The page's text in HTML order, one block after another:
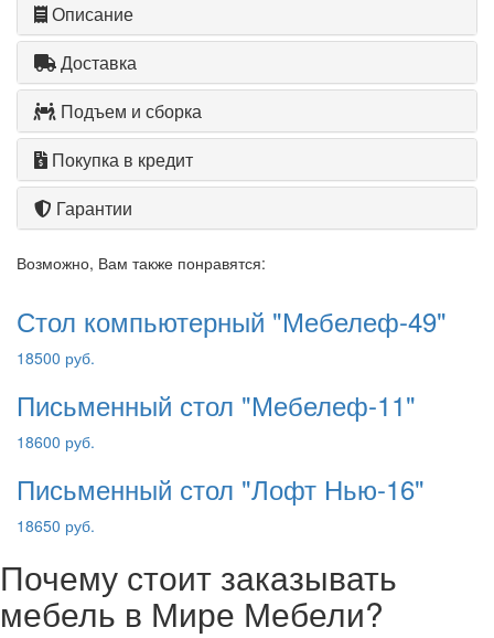
Описание
Доставка
Подъем и сборка
Покупка в кредит
Гарантии
Возможно, Вам также понравятся:
Стол компьютерный "Мебелеф-49"
18500 руб.
Письменный стол "Мебелеф-11"
18600 руб.
Письменный стол "Лофт Нью-16"
18650 руб.
Почему стоит заказывать
мебель в Мире Мебели?